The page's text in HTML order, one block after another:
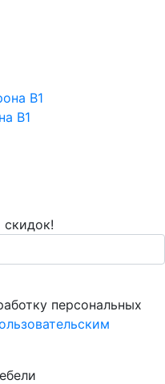
В1
скидок!
персональных